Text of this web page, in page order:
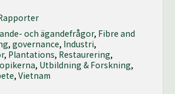
och ägandefrågor, Fibre and
, governance, Industri,
, Plantations, Restaurering,
, Utbildning & Forskning,
, Vietnam